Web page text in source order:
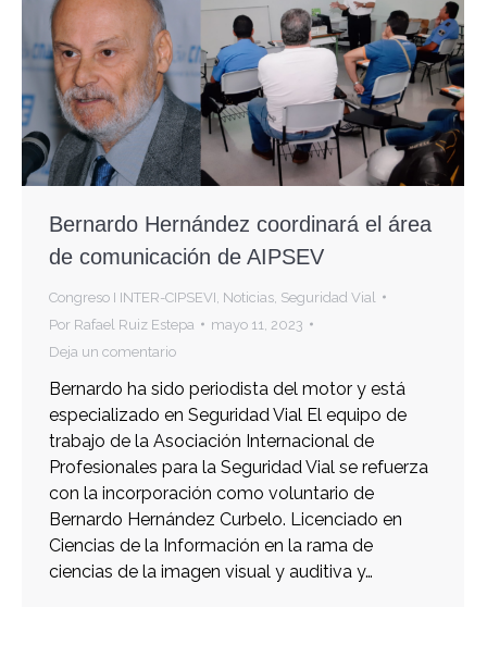
Bernardo Hernández coordinará el área
de comunicación de AIPSEV
Congreso I INTER-CIPSEVI Noticias Seguridad Vial
Por Rafael Ruiz Estepa
mayo 11, 2023
Deja un comentario
Bernardo ha sido periodista del motor y está
especializado en Seguridad Vial El equipo de
trabajo de la Asociación Internacional de
Profesionales para la Seguridad Vial se refuerza
con la incorporación como voluntario de
Bernardo Hernández Curbelo. Licenciado en
Ciencias de la Información en la rama de
ciencias de la imagen visual y auditiva y…